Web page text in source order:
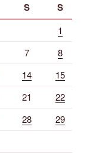
S S
1
7
8
14
15
21
22
28
29